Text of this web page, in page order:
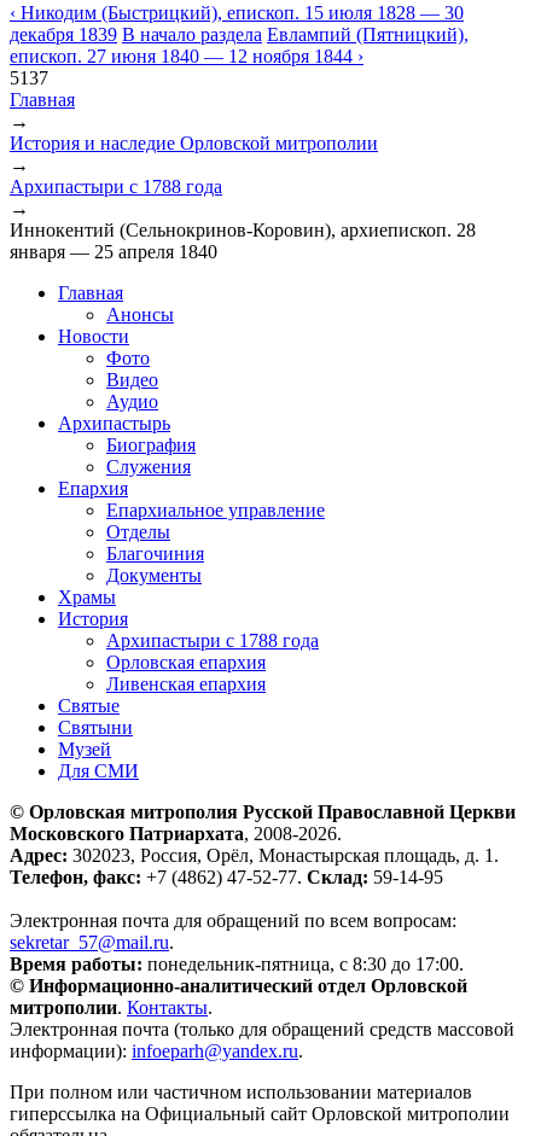
‹ Никодим (Быстрицкий), епископ. 15 июля 1828 — 30
декабря 1839 В начало раздела Евлампий (Пятницкий),
епископ. 27 июня 1840 — 12 ноября 1844 ›
5137
Вы здесь
Главная
→
История и наследие Орловской митрополии
→
Архипастыри с 1788 года
→
Иннокентий (Сельнокринов-Коровин), архиепископ. 28
января — 25 апреля 1840
Главная
Анонсы
Новости
Фото
Видео
Аудио
Архипастырь
Биография
Служения
Епархия
Епархиальное управление
Отделы
Благочиния
Документы
Храмы
История
Архипастыри с 1788 года
Орловская епархия
Ливенская епархия
Святые
Святыни
Музей
Для СМИ
© Орловская митрополия Русской Православной Церкви
Московского Патриархата, 2008-2026.
Адрес: 302023, Россия, Орёл, Монастырская площадь, д. 1.
Телефон, факс: +7 (4862) 47-52-77. Склад: 59-14-95
Электронная почта для обращений по всем вопросам:
sekretar_57@mail.ru.
Время работы: понедельник-пятница, с 8:30 до 17:00.
© Информационно-аналитический отдел Орловской
митрополии. Контакты.
Электронная почта (только для обращений средств массовой
информации): infoeparh@yandex.ru.
При полном или частичном использовании материалов
гиперссылка на Официальный сайт Орловской митрополии